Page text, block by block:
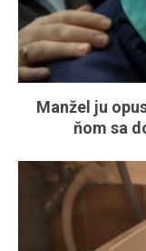
Manžel ju
ňom sa